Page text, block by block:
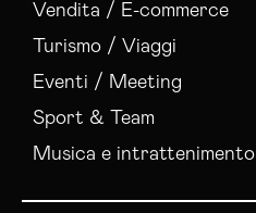
Vendita / E-commerce
Turismo / Viaggi
Eventi / Meeting
Sport & Team
Musica e intrattenimento